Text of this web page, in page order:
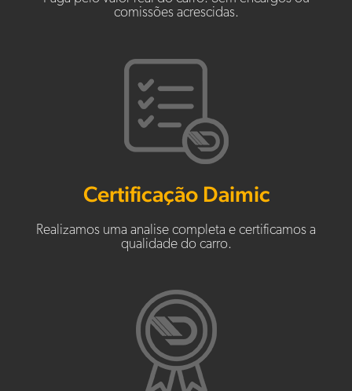
comissões acrescidas.
Certificação Daimic
Realizamos uma analise completa e certificamos a
qualidade do carro.